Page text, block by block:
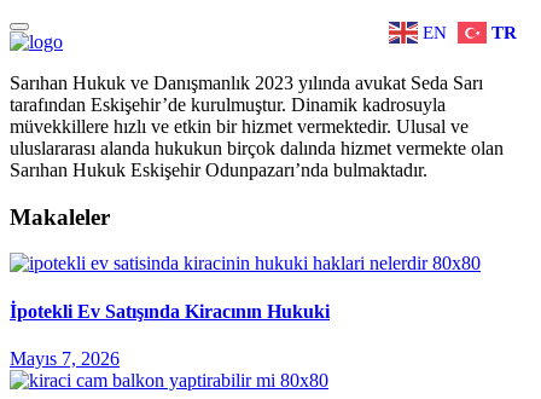
Sarıhan Hukuk ve Danışmanlık 2023 yılında avukat Seda Sarı
tarafından Eskişehir’de kurulmuştur. Dinamik kadrosuyla
müvekkillere hızlı ve etkin bir hizmet vermektedir. Ulusal ve
uluslararası alanda hukukun birçok dalında hizmet vermekte olan
Sarıhan Hukuk Eskişehir Odunpazarı’nda bulmaktadır.
Makaleler
İpotekli Ev Satışında Kiracının Hukuki
Mayıs 7, 2026
EN TR